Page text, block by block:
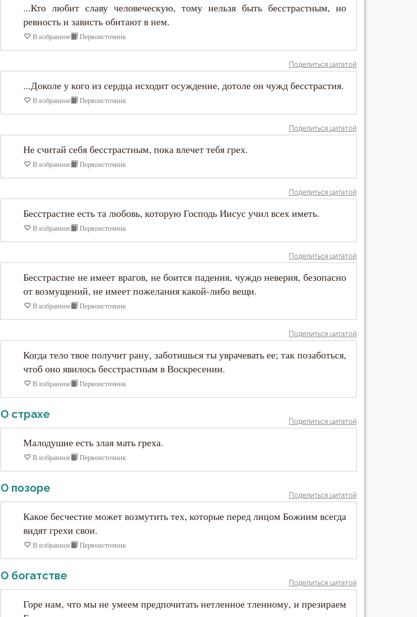
Илия Екдик
Иоанн (Максимович)
Иоанн Златоуст
Иоанн Карпафский
Иоанн Кронштадтский
Иоанн Лествичник
Иоанн Мосх
Исаак Сирин Ниневийский
Исидор Пелусиот
Иустин (Попович)
Киприан Карфагенский
Кирилл Александрийский
Кирилл Иерусалимский
...Кто любит славу человеческую, тому нельзя быть бесстрастным, но
ревность и зависть обитают в нем.
В избранное Первоисточник
Поделиться цитатой
...Доколе у кого из сердца исходит осуждение, дотоле он чужд бесстрастия.
В избранное Первоисточник
Поделиться цитатой
Не считай себя бесстрастным, пока влечет тебя грех.
В избранное Первоисточник
Поделиться цитатой
Бесстрастие есть та любовь, которую Господь Иисус учил всех иметь.
В избранное Первоисточник
Поделиться цитатой
Бесстрастие не имеет врагов, не боится падения, чуждо неверия, безопасно
от возмущений, не имеет пожелания какой-либо вещи.
В избранное Первоисточник
Поделиться цитатой
Когда тело твое получит рану, заботишься ты уврачевать ее; так позаботься,
чтоб оно явилось бесстрастным в Воскресении.
В избранное Первоисточник
О страхе
Поделиться цитатой
Малодушие есть злая мать греха.
В избранное Первоисточник
О позоре
Поделиться цитатой
Какое бесчестие может возмутить тех, которые перед лицом Божиим всегда
видят грехи свои.
В избранное Первоисточник
О богатстве
Поделиться цитатой
Горе нам, что мы не умеем предпочитать нетленное тленному, и презираем